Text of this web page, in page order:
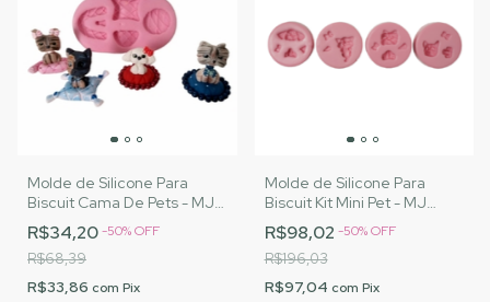
Molde de Silicone Para
Biscuit Cama De Pets - MJ
Artesanatos |Cód. 1549
R$34,20-50%OFF
R$68,39
R$33,86 com Pix
Molde de Silicone Para
Biscuit Kit Mini Pet - MJ
Artesanatos |Cód. 1540
R$98,02 -50%OFF
R$196,03
R$97,04 com Pix